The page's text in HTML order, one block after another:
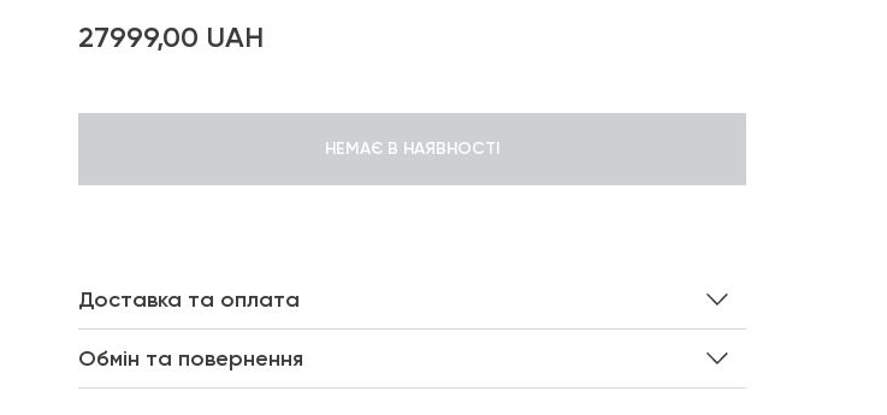
27999,00 UAH
НЕМАЄ В НАЯВНОСТІ
Доставка та оплата
Обмін та повернення